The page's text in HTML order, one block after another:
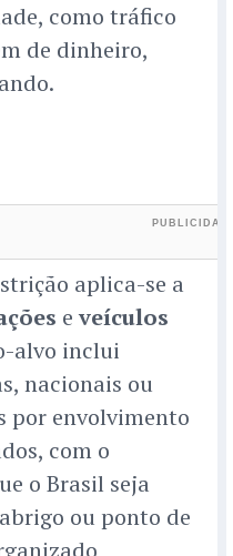
como tráfico
de dinheiro,
aplica-se a
eveículos
alvo inclui
nacionais ou
por envolvimento
com o
o Brasil seja
ou ponto de